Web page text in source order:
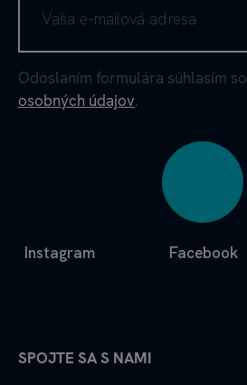
Odoslaním formulára súhlasím so
osobných údajov.
Facebook
Instagram
SPOJTE SA S NAMI